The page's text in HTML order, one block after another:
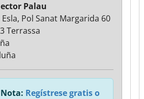
Palau
Esla, Pol Sanat Margarida 60
Terrassa
Regístrese gratis o